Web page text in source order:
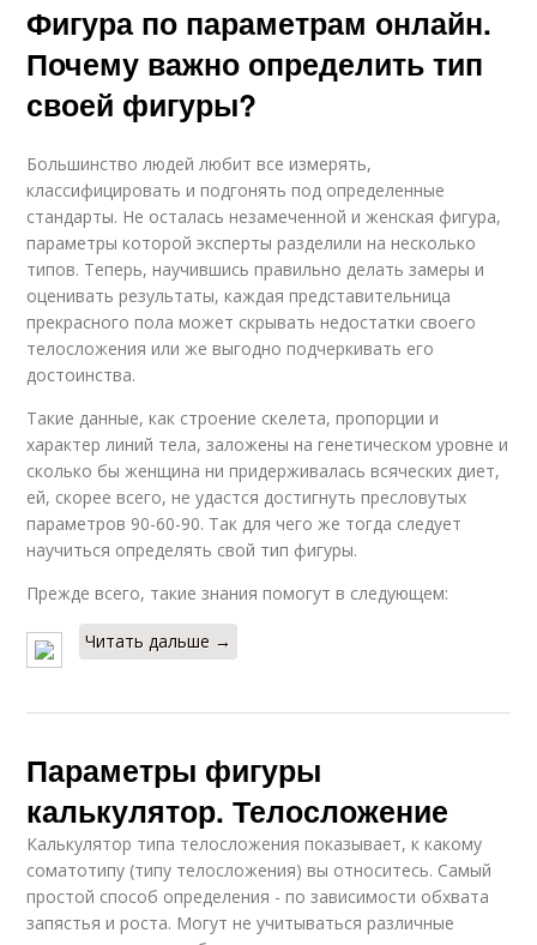
Фигура по параметрам онлайн.
Почему важно определить тип
своей фигуры?
Большинство людей любит все измерять,
классифицировать и подгонять под определенные
стандарты. Не осталась незамеченной и женская фигура,
параметры которой эксперты разделили на несколько
типов. Теперь, научившись правильно делать замеры и
оценивать результаты, каждая представительница
прекрасного пола может скрывать недостатки своего
телосложения или же выгодно подчеркивать его
достоинства.
Такие данные, как строение скелета, пропорции и
характер линий тела, заложены на генетическом уровне и
сколько бы женщина ни придерживалась всяческих диет,
ей, скорее всего, не удастся достигнуть пресловутых
параметров 90-60-90. Так для чего же тогда следует
научиться определять свой тип фигуры.
Прежде всего, такие знания помогут в следующем:
Читать дальше →
Параметры фигуры
калькулятор. Телосложение
Калькулятор типа телосложения показывает, к какому
соматотипу (типу телосложения) вы относитесь. Самый
простой способ определения - по зависимости обхвата
запястья и роста. Могут не учитываться различные